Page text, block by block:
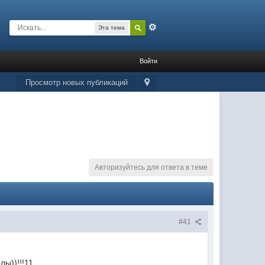
Эта тема
Войти
Просмотр новых публикаций
Авторизуйтесь для ответа в теме
#41